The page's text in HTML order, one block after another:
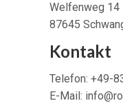
Welfenweg 14
87645
Kontakt
Telefon: +49-
E-Mail: